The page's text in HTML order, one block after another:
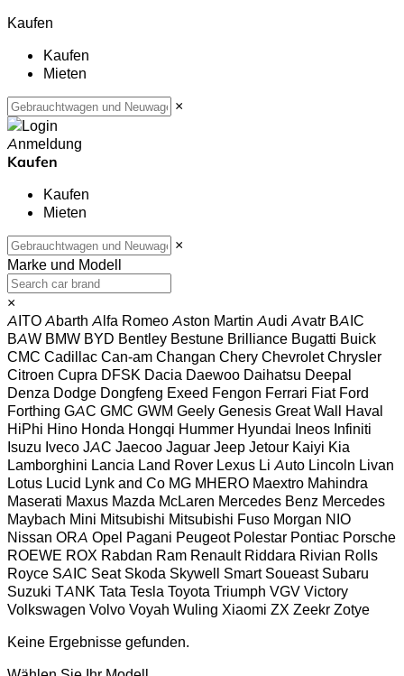
Kaufen
Kaufen
Mieten
×
Anmeldung
Kaufen
Kaufen
Mieten
×
Marke und Modell
×
AITO Abarth Alfa Romeo Aston Martin Audi Avatr BAIC
BAW BMW BYD Bentley Bestune Brilliance Bugatti Buick
CMC Cadillac Can-am Changan Chery ChevroletChrysler
Citroen Cupra DFSK Dacia Daewoo Daihatsu Deepal
Denza Dodge Dongfeng Exeed Fengon Ferrari Fiat Ford
Forthing GAC GMC GWM Geely Genesis Great Wall Haval
HiPhi Hino Honda Hongqi Hummer Hyundai Ineos Infiniti
Isuzu Iveco JAC Jaecoo Jaguar Jeep Jetour Kaiyi Kia
Lamborghini Lancia Land Rover Lexus Li Auto Lincoln Livan
Lotus Lucid Lynk and Co MG MHERO Maextro Mahindra
Maserati Maxus Mazda McLaren Mercedes Benz Mercedes
Maybach Mini Mitsubishi Mitsubishi Fuso Morgan NIO
Nissan ORA Opel Pagani Peugeot Polestar Pontiac Porsche
ROEWE ROX Rabdan Ram Renault Riddara Rivian Rolls
Royce SAIC Seat Skoda Skywell Smart Soueast Subaru
Suzuki TANK Tata Tesla Toyota Triumph VGV Victory
Volkswagen Volvo Voyah Wuling Xiaomi ZX Zeekr Zotye
Keine Ergebnisse gefunden.